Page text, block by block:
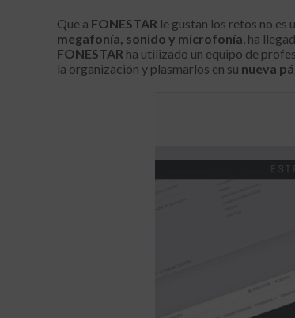
Que a FONESTAR le gustan los retos no es
megafonía, sonido y microfonía, ha
FONESTAR ha utilizado un equipo de
la organización y plasmarlos en su nueva